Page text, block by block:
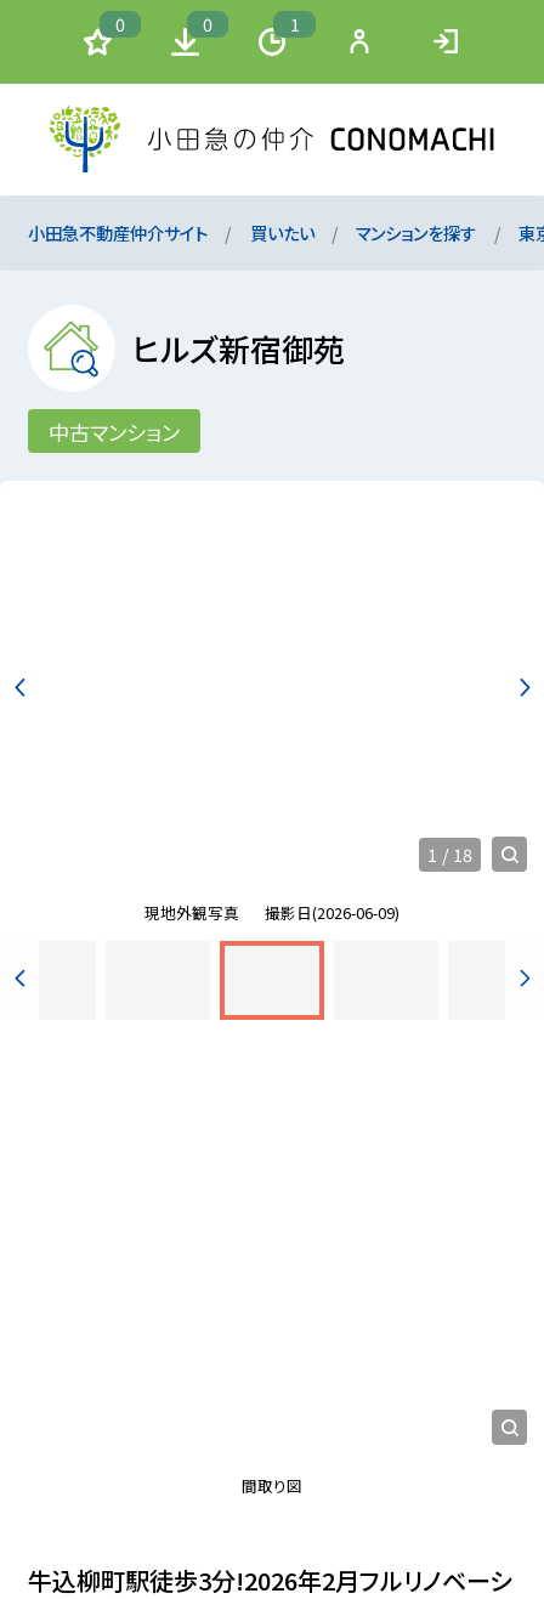
0 0 1
小田急不動産仲介サイト 買いたい マンションを探す 東
ヒルズ新宿御苑
中古マンション
現地外観写真 撮影日(2026-06-09)
1 / 18
間取り図
牛込柳町駅徒歩3分!2026年2月フルリノベーシ